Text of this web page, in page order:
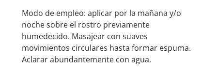
Modo de empleo: aplicar por la mañana y/o
noche sobre el rostro previamente
humedecido. Masajear con suaves
movimientos circulares hasta formar espuma.
Aclarar abundantemente con agua.